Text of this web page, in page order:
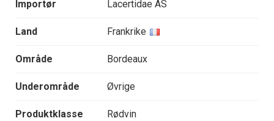
Importør Lacertidae AS
Land Frankrike
Område Bordeaux
Underområde Øvrige
Produktklasse Rødvin